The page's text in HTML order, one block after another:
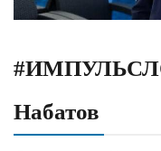
Набатов